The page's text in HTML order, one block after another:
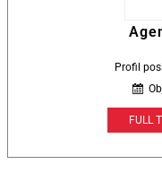
Profil
FULL